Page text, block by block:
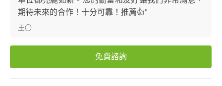
期待未來的合作！十分可靠！推薦👍”
王〇
免費諮詢